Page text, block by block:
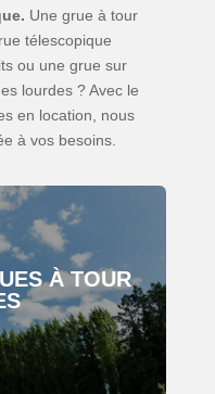
Une grue à tour
télescopique
ou une grue sur
lourdes ? Avec le
en location, nous
à vos besoins.
À TOUR